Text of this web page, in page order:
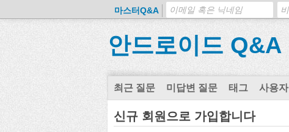
마스터Q&A
안드로이드 Q&A
최근 질문 미답변 질문 태그 사용자
신규 회원으로 가입합니다